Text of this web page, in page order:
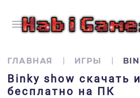
ГЛАВНАЯ ИГРЫ
Binky show скачать
бесплатно на ПК